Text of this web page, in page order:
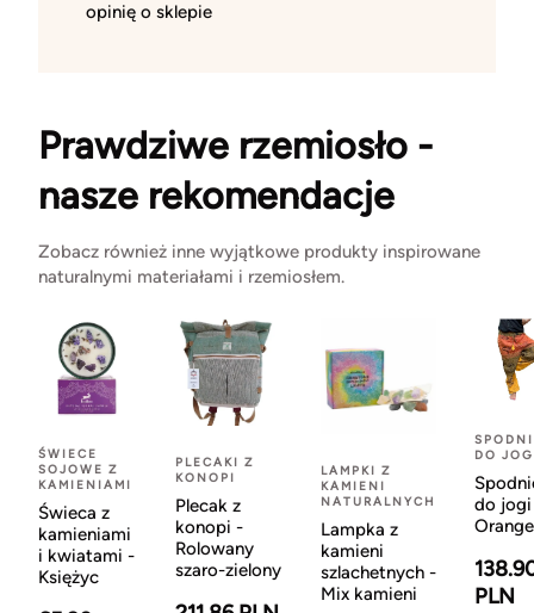
opinię o sklepie
Prawdziwe rzemiosło -
nasze rekomendacje
Zobacz również inne wyjątkowe produkty inspirowane
naturalnymi materiałami i rzemiosłem.
ŚWIECE
SOJOWE Z
KAMIENIAMI
Świeca z
kamieniami
i kwiatami -
Księżyc
PLECAKI Z
KONOPI
Plecak z
konopi -
Rolowany
szaro-zielony
LAMPKI Z
KAMIENI
NATURALNYCH
Lampka z
kamieni
szlachetnych -
Mix kamieni
DO
do
Orange
PLN